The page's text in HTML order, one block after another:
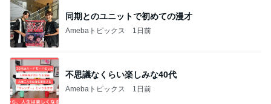
同期とのユニットで初めての漫才
Amebaトピックス 1日前
不思議なくらい楽しみな40代
Amebaトピックス 1日前